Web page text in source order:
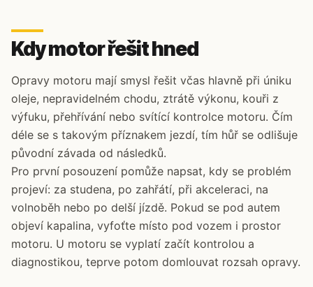
Kdy motor řešit hned
Opravy motoru mají smysl řešit včas hlavně při úniku
oleje, nepravidelném chodu, ztrátě výkonu, kouři z
výfuku, přehřívání nebo svítící kontrolce motoru. Čím
déle se s takovým příznakem jezdí, tím hůř se odlišuje
původní závada od následků.
Pro první posouzení pomůže napsat, kdy se problém
projeví: za studena, po zahřátí, při akceleraci, na
volnoběh nebo po delší jízdě. Pokud se pod autem
objeví kapalina, vyfoťte místo pod vozem i prostor
motoru. U motoru se vyplatí začít kontrolou a
diagnostikou, teprve potom domlouvat rozsah opravy.